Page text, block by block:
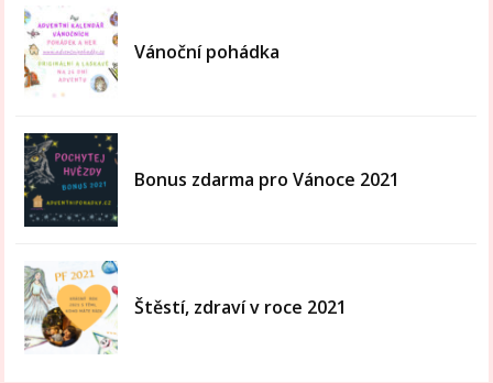
Vánoční pohádka
Bonus zdarma pro Vánoce 2021
Štěstí, zdraví v roce 2021